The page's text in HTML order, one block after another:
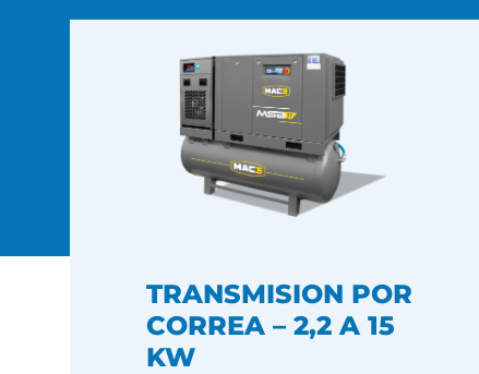
TRANSMISION POR
CORREA – 2,2 A 15
KW